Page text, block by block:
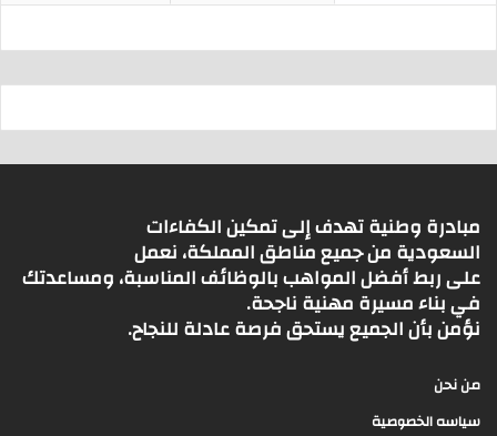
مبادرة وطنية تهدف إلى تمكين الكفاءات
السعودية من جميع مناطق المملكة، نعمل
على ربط أفضل المواهب بالوظائف المناسبة، ومساعدتك
في بناء مسيرة مهنية ناجحة.
نؤمن بأن الجميع يستحق فرصة عادلة للنجاح.
من نحن
سياسه الخصوصية